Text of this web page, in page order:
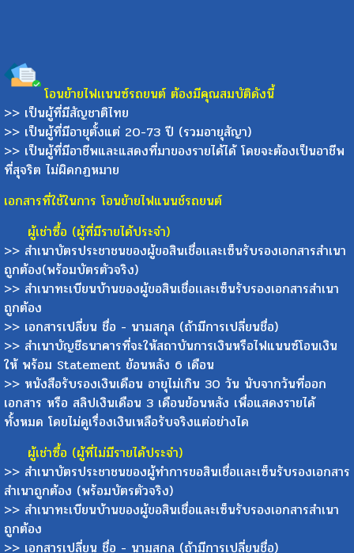
โอนย้ายไฟเเนนซ์รถยนต์ ต้องมีคุณสมบัติดังนี้
>> เป็นผู้ที่มีสัญชาติไทย
>> เป็นผู้ที่มีอายุตั้งแต่ 20-73 ปี (รวมอายุสัญา)
>> เป็นผู้ที่มีอาชีพและแสดงที่มาของรายได้ได้ โดยจะต้องเป็นอาชีพ
ที่สุจริต ไม่ผิดกฏหมาย
เอกสารที่ใช้ในการ โอนย้ายไฟแนนช์รถยนต์
ผู้เช่าซื้อ (ผู้ที่มีรายได้ประจำ)
>> สำเนาบัตรประชาชนของผู้ขอสินเชื่อเเละเซ็นรับรองเอกสารสำเนา
ถูกต้อง(พร้อมบัตรตัวจริง)
>> สำเนาทะเบียนบ้านของผู้ขอสินเชื่อเเละเซ็นรับรองเอกสารสำเนา
ถูกต้อง
>> เอกสารเปลี่ยน ชื่อ - นามสกุล (ถ้ามีการเปลี่ยนชื่อ)
>> สำเนาบัญชีธนาคารที่จะให้สถาบันการเงินหรือไฟแนนซ์โอนเงิน
ให้ พร้อม Statement ย้อนหลัง 6 เดือน
>> หนังสือรับรองเงินเดือน อายุไม่เกิน 30 วัน นับจากวันที่ออก
เอกสาร หรือ สลิปเงินเดือน 3 เดือนย้อนหลัง เพื่อแสดงรายได้
ทั้งหมด โดยไม่ดูเรื่องเงินเหลือรับจริงแต่อย่างได
ผู้เช่าซื้อ (ผู้ที่ไม่มีรายได้ประจำ)
>> สำเนาบัตรประชาชนของผู้ทำการขอสินเชื่อเเละเซ็นรับรองเอกสาร
สำเนาถูกต้อง (พร้อมบัตรตัวจริง)
>> สำเนาทะเบียนบ้านของผู้ขอสินเชื่อและเซ็นรับรองเอกสารสำเนา
ถูกต้อง